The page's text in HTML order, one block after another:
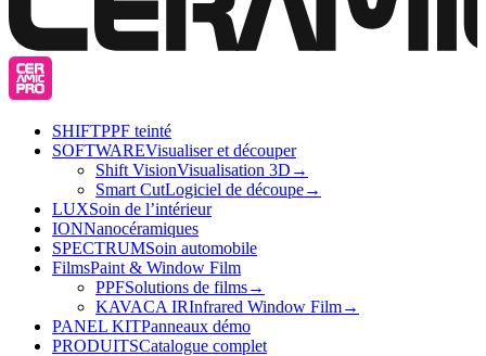
SHIFTPPF teinté
SOFTWAREVisualiser et découper
Shift VisionVisualisation 3D →
Smart CutLogiciel de découpe→
LUXSoin de l’intérieur
IONNanocéramiques
SPECTRUMSoin automobile
FilmsPaint & Window Film
PPFSolutions de films→
KAVACA IRInfrared Window Film→
PANEL KITPanneaux démo
PRODUITSCatalogue complet